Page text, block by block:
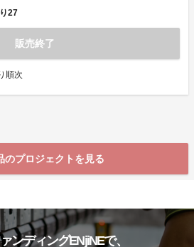
27
販売終了
順次
のプロジェクトを見る
ンディングENjiNEで、